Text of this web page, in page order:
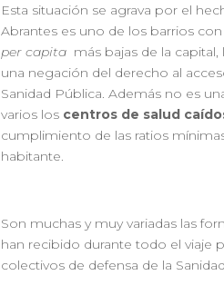
Esta situación se agrava por el
Abrantes es uno de los barrios
per capita más bajas de la
una negación del derecho al
Sanidad Pública. Además no es
varios los centros de salud
cumplimiento de las ratios
habitante.
Son muchas y muy variadas las
han recibido durante todo el viaje
colectivos de defensa de la